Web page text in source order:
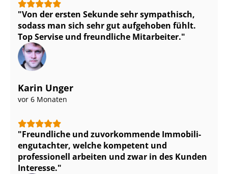
Von der ersten Sekunde sehr sympathisch,
sodass man sich sehr gut aufgehoben fühlt.
Top Servise und freundliche Mitarbeiter.
Karin Unger
vor 6 Monaten
Freundliche und zuvorkommende Im­mo­bi­li­
en­gut­ach­ter, welche kompetent und
professionell arbeiten und zwar in des Kunden
Interesse.